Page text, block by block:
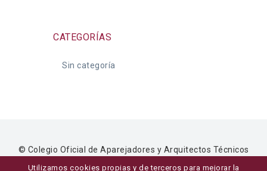
CATEGORÍAS
Sin categoría
© Colegio Oficial de Aparejadores y Arquitectos Técnicos
de Ávila ·
Aviso legal privacidad Diseño
Utilizamos cookies propias y de terceros para mejorar la